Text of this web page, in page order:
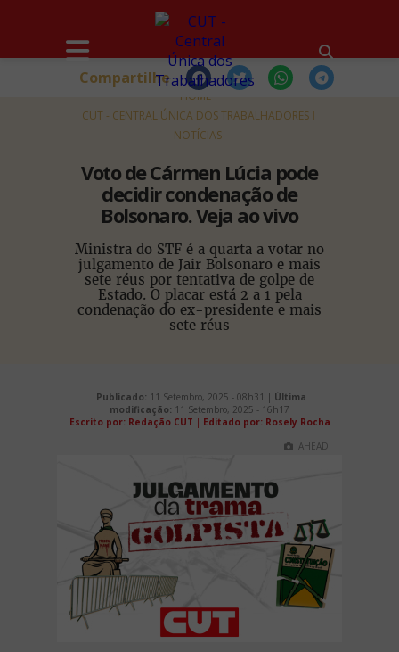
HOME
CUT - CENTRAL ÚNICA DOS TRABALHADORES
NOTÍCIAS
Voto de Cármen Lúcia pode
decidir condenação de
Bolsonaro. Veja ao vivo
Ministra do STF é a quarta a votar no
julgamento de Jair Bolsonaro e mais
sete réus por tentativa de golpe de
Estado. O placar está 2 a 1 pela
condenação do ex-presidente e mais
sete réus
Compartilhe
Publicado: 11 Setembro, 2025 - 08h31 | Última
modificação: 11 Setembro, 2025 - 16h17
Escrito por: Redação CUT | Editado por: Rosely Rocha
AHEAD